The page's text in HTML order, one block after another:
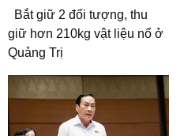
Bắt giữ 2 đối tượng, thu
giữ hơn 210kg vật liệu nổ ở
Quảng Trị